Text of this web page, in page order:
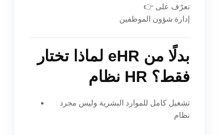
👉 تعرّف على
إدارة شؤون الموظفين
لماذا تختار eHR بدلًا من
نظام HR فقط؟
تشغيل كامل للموارد البشرية وليس مجرد
نظام